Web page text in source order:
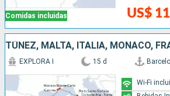
Comidas incluidas US$
EXPLORA I 15 d
Wi-Fi